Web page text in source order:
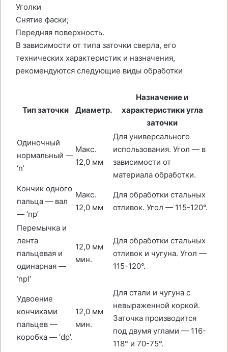
Уголки
Снятие фаски;
Передняя поверхность.
В зависимости от типа заточки сверла, его
технических характеристик и назначения,
рекомендуются следующие виды обработки
Тип заточки Диаметр.
Назначение и
характеристики угла
заточки
Одиночный
нормальный —
‘n’
Макс.
12,0 мм
Для универсального
использования. Угол — в
зависимости от
материала обработки.
Кончик одного
пальца — вал
— ‘np’
Макс.
12,0 мм
Для обработки стальных
отливок. Угол — 115-120°.
Перемычка и
лента
пальцевая и
одинарная —
‘npl’
12,0 мм
мин.
Для обработки стальных
отливок и чугуна. Угол —
115-120°.
Удвоение
кончиками
пальцев —
коробка — ‘dp’.
12,0 мм
мин.
Для стали и чугуна с
невыраженной коркой.
Заточка производится
под двумя углами — 116-
118° и 70-75°.